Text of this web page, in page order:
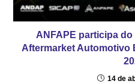
ANFAPE participa
Aftermarket Automotivo
14 de